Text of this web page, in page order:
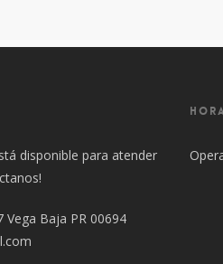
disponible para atender
Vega Baja PR 00694